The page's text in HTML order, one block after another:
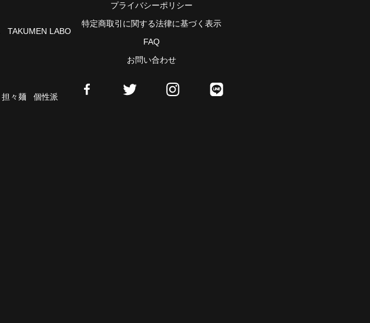
TAKUMEN LABO
担々麺
個性派
プライバシーポリシー
特定商取引に関する法律に基づく表示
FAQ
お問い合わせ